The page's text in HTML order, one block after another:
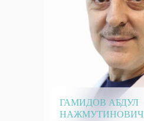
ГАМИДОВ АБДУЛ
НАЖМУТИНОВИЧ